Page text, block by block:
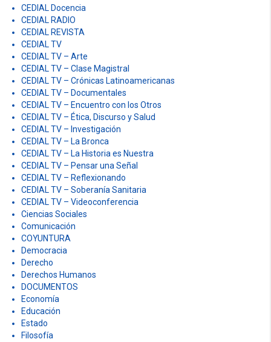
CEDIAL Docencia
CEDIAL RADIO
CEDIAL REVISTA
CEDIAL TV
CEDIAL TV – Arte
CEDIAL TV – Clase Magistral
CEDIAL TV – Crónicas Latinoamericanas
CEDIAL TV – Documentales
CEDIAL TV – Encuentro con los Otros
CEDIAL TV – Ética, Discurso y Salud
CEDIAL TV – Investigación
CEDIAL TV – La Bronca
CEDIAL TV – La Historia es Nuestra
CEDIAL TV – Pensar una Señal
CEDIAL TV – Reflexionando
CEDIAL TV – Soberanía Sanitaria
CEDIAL TV – Videoconferencia
Ciencias Sociales
Comunicación
COYUNTURA
Democracia
Derecho
Derechos Humanos
DOCUMENTOS
Economía
Educación
Estado
Filosofía